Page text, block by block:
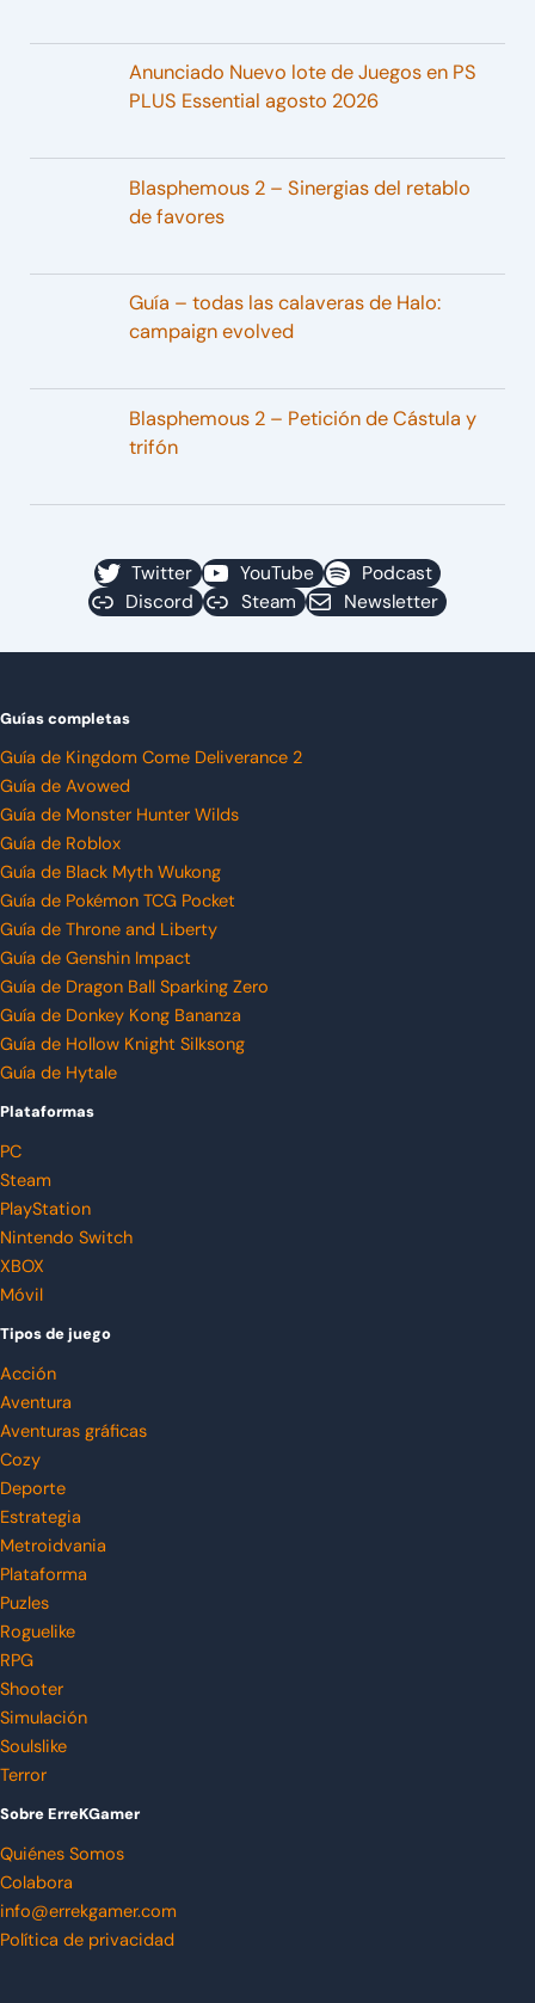
Anunciado Nuevo lote de Juegos en PS
PLUS Essential agosto 2026
Blasphemous 2 – Sinergias del retablo
de favores
Guía – todas las calaveras de Halo:
campaign evolved
Blasphemous 2 – Petición de Cástula y
trifón
Twitter YouTube
Podcast
Discord
Steam Newsletter
Guías completas
Guía de Kingdom Come Deliverance 2
Guía de Avowed
Guía de Monster Hunter Wilds
Guía de Roblox
Guía de Black Myth Wukong
Guía de Pokémon TCG Pocket
Guía de Throne and Liberty
Guía de Genshin Impact
Guía de Dragon Ball Sparking Zero
Guía de Donkey Kong Bananza
Guía de Hollow Knight Silksong
Guía de Hytale
Plataformas
PC
Steam
PlayStation
Nintendo Switch
XBOX
Móvil
Tipos de juego
Acción
Aventura
Aventuras gráficas
Cozy
Deporte
Estrategia
Metroidvania
Plataforma
Puzles
Roguelike
RPG
Shooter
Simulación
Soulslike
Terror
Sobre ErreKGamer
Quiénes Somos
Colabora
info@errekgamer.com
Política de privacidad